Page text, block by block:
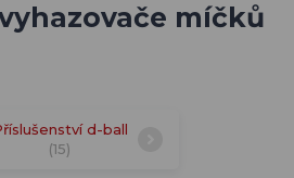
míčků
d-ball
(15)